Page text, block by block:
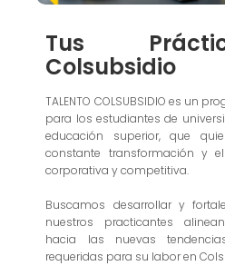
Tus
Colsubsidio
TALENTO COLSUBSIDIO es un
para los estudiantes de
educación superior, que
constante transformación y
corporativa y competitiva.
Buscamos desarrollar y
nuestros practicantes
hacia las nuevas
requeridas para su labor en